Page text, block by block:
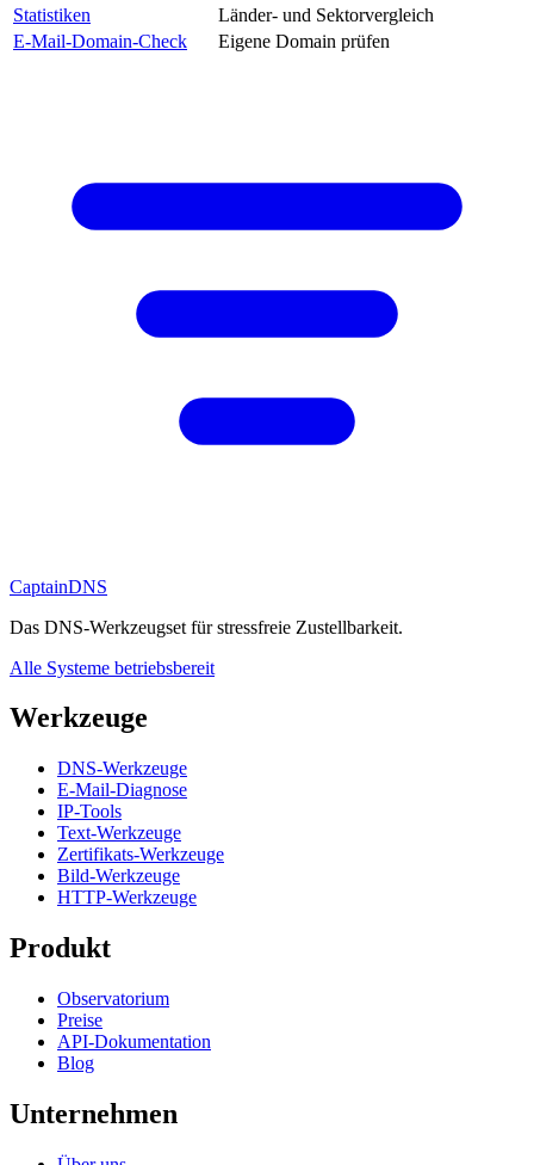
Statistiken
Länder- und Sektorvergleich
E-Mail-Domain-Check
Eigene Domain prüfen
CaptainDNS
Das DNS-Werkzeugset für stressfreie Zustellbarkeit.
Alle Systeme betriebsbereit
Werkzeuge
DNS-Werkzeuge
E-Mail-Diagnose
IP-Tools
Text-Werkzeuge
Zertifikats-Werkzeuge
Bild-Werkzeuge
HTTP-Werkzeuge
Produkt
Observatorium
Preise
API-Dokumentation
Blog
Unternehmen